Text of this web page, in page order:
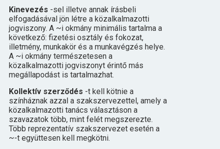
Kinevezés -sel illetve annak írásbeli
elfogadásával jön létre a közalkalmazotti
jogviszony. A ~i okmány minimális tartalma a
következő: fizetési osztály és fokozat,
illetmény, munkakör és a munkavégzés helye.
A ~i okmány természetesen a
közalkalmazotti jogviszonyt érintő más
megállapodást is tartalmazhat.
Kollektív szerződés -t kell kötnie a
színháznak azzal a szakszervezettel, amely a
közalkalmazotti tanács választáson a
szavazatok több, mint felét megszerezte.
Több reprezentatív szakszervezet esetén a
~-t együttesen kell megkötni.